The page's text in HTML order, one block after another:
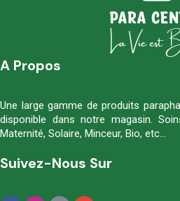
A Propos
Une large gamme de produits
disponible dans notre magasin.
Maternité, Solaire, Minceur, Bio, etc…
Suivez-Nous Sur